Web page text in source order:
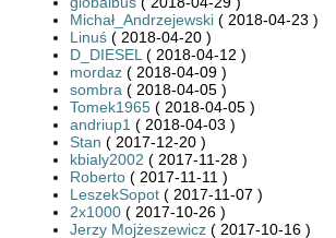
Michał_Andrzejewski ( 2018-04-23 )
Linuś ( 2018-04-20 )
D_DIESEL ( 2018-04-12 )
mordaz ( 2018-04-09 )
sombra ( 2018-04-05 )
Tomek1965 ( 2018-04-05 )
andriup1 ( 2018-04-03 )
Stan ( 2017-12-20 )
kbialy2002 ( 2017-11-28 )
Roberto ( 2017-11-11 )
LeszekSopot ( 2017-11-07 )
2x1000 ( 2017-10-26 )
Jerzy Mojżeszewicz ( 2017-10-16 )